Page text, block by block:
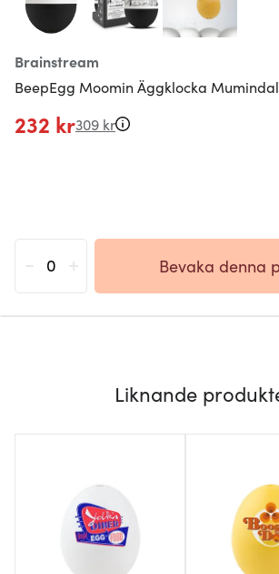
Brainstream
BeepEgg Moomin Äggklocka
232 kr309 kr
Bevaka denna
Liknande